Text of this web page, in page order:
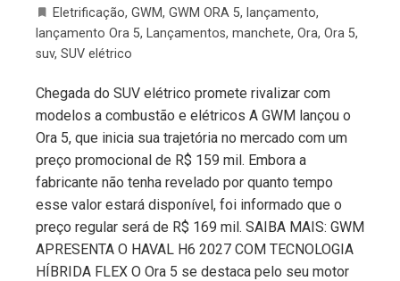
Eletrificação, GWM, GWM ORA 5, lançamento,
lançamento Ora 5, Lançamentos, manchete, Ora, Ora 5,
suv, SUV elétrico
Chegada do SUV elétrico promete rivalizar com
modelos a combustão e elétricos A GWM lançou o
Ora 5, que inicia sua trajetória no mercado com um
preço promocional de R$ 159 mil. Embora a
fabricante não tenha revelado por quanto tempo
esse valor estará disponível, foi informado que o
preço regular será de R$ 169 mil. SAIBA MAIS: GWM
APRESENTA O HAVAL H6 2027 COM TECNOLOGIA
HÍBRIDA FLEX O Ora 5 se destaca pelo seu motor